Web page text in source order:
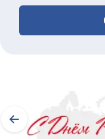
Другие